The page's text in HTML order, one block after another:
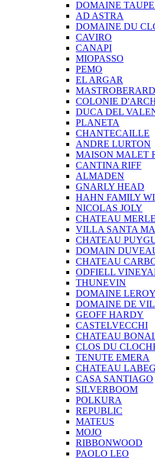
DOMAINE
AD ASTRA
DOMAINE DU
CAVIRO
CANAPI
MIOPASSO
PEMO
EL ARGAR
COLONIE
DUCA DEL
PLANETA
CHANTECAILLE
ANDRE LURTON
MAISON MALET
CANTINA RIFF
ALMADEN
GNARLY HEAD
HAHN FAMILY
NICOLAS JOLY
CHATEAU
VILLA SANTA
CHATEAU
DOMAIN
CHATEAU
ODFIELL
THUNEVIN
DOMAINE LEROY
DOMAINE DE
GEOFF HARDY
CASTELVECCHI
CHATEAU
CLOS DU
TENUTE EMERA
CHATEAU
CASA SANTIAGO
SILVERBOOM
POLKURA
REPUBLIC
MATEUS
MOJO
RIBBONWOOD
PAOLO LEO